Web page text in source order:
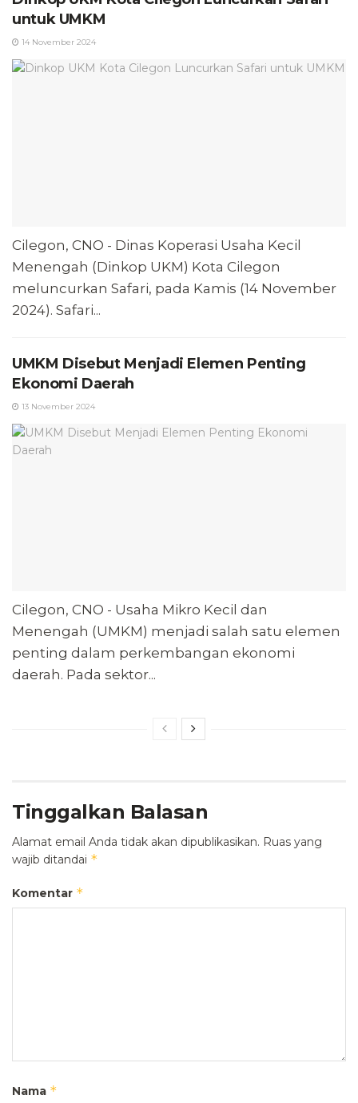
untuk UMKM
14 November 2024
Cilegon, CNO - Dinas Koperasi Usaha Kecil
Menengah (Dinkop UKM) Kota Cilegon
meluncurkan Safari, pada Kamis (14 November
2024). Safari...
UMKM Disebut Menjadi Elemen Penting
Ekonomi Daerah
13 November 2024
Cilegon, CNO - Usaha Mikro Kecil dan
Menengah (UMKM) menjadi salah satu elemen
penting dalam perkembangan ekonomi
daerah. Pada sektor...
Tinggalkan Balasan
Alamat email Anda tidak akan dipublikasikan. Ruas yang
wajib ditandai *
Komentar *
Nama *